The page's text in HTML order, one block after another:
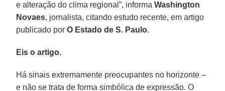
e alteração do clima regional”, informaWashington
Novaes, jornalista, citando estudo recente, em artigo
publicado porO Estado de S. Paulo.
Eis o artigo.
Há sinais extremamente preocupantes no horizonte –
e não se trata de forma simbólica de expressão. O